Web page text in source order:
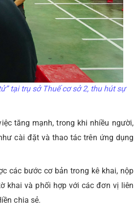
tại trụ sở Thuế cơ sở 2, thu hút sự
tăng mạnh, trong khi nhiều người,
cài đặt và thao tác trên ứng dụng
các bước cơ bản trong kê khai, nộp
khai và phối hợp với các đơn vị liên
chia sẻ.